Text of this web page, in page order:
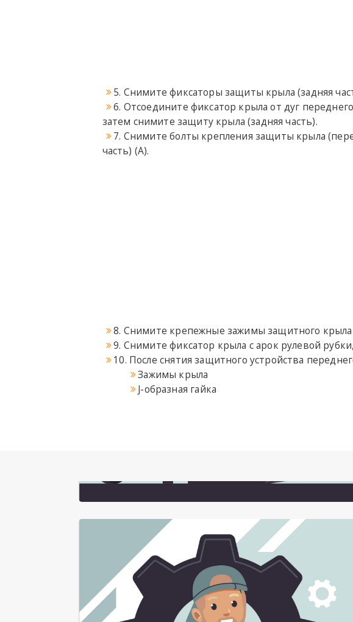
5. Снимите фиксаторы защиты крыла (задняя
6. Отсоедините фиксатор крыла от дуг
затем снимите защиту крыла (задняя часть).
7. Снимите болты крепления защиты крыла
часть) (A).
8. Снимите крепежные зажимы защитного крыла
9. Снимите фиксатор крыла с арок рулевой
10. После снятия защитного устройства
Зажимы крыла
J-образная гайка